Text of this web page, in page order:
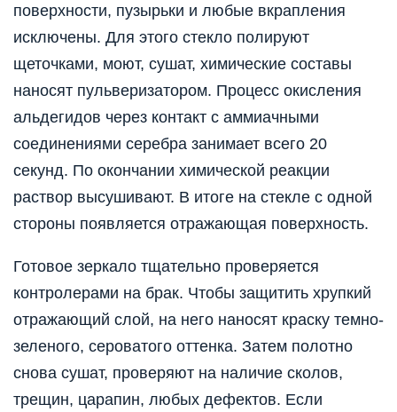
поверхности, пузырьки и любые вкрапления
исключены. Для этого стекло полируют
щеточками, моют, сушат, химические составы
наносят пульверизатором. Процесс окисления
альдегидов через контакт с аммиачными
соединениями серебра занимает всего 20
секунд. По окончании химической реакции
раствор высушивают. В итоге на стекле с одной
стороны появляется отражающая поверхность.
Готовое зеркало тщательно проверяется
контролерами на брак. Чтобы защитить хрупкий
отражающий слой, на него наносят краску темно-
зеленого, сероватого оттенка. Затем полотно
снова сушат, проверяют на наличие сколов,
трещин, царапин, любых дефектов. Если